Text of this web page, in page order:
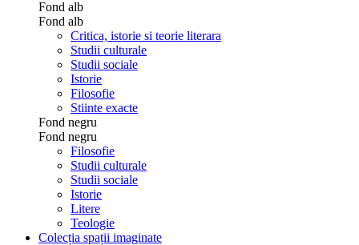
Fond alb
Fond alb
Critica, istorie si teorie literara
Studii culturale
Studii sociale
Istorie
Filosofie
Stiinte exacte
Fond negru
Fond negru
Filosofie
Studii culturale
Studii sociale
Istorie
Litere
Teologie
Colecția spații imaginate